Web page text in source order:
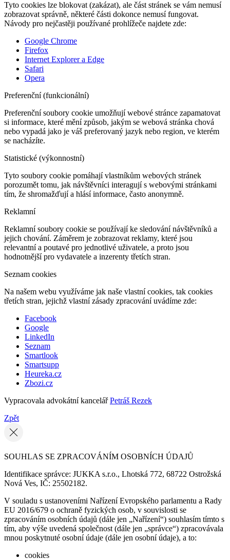
Tyto cookies lze blokovat (zakázat), ale část stránek se vám nemusí
zobrazovat správně, některé části dokonce nemusí fungovat.
Návody pro nejčastěji používané prohlížeče najdete zde:
Google Chrome
Firefox
Internet Explorer a Edge
Safari
Opera
Preferenční (funkcionální)
Preferenční soubory cookie umožňují webové stránce zapamatovat
si informace, které mění způsob, jakým se webová stránka chová
nebo vypadá jako je váš preferovaný jazyk nebo region, ve kterém
se nacházíte.
Statistické (výkonnostní)
Tyto soubory cookie pomáhají vlastníkům webových stránek
porozumět tomu, jak návštěvníci interagují s webovými stránkami
tím, že shromažďují a hlásí informace, často anonymně.
Reklamní
Reklamní soubory cookie se používají ke sledování návštěvníků a
jejich chování. Záměrem je zobrazovat reklamy, které jsou
relevantní a poutavé pro jednotlivé uživatele, a proto jsou
hodnotnější pro vydavatele a inzerenty třetích stran.
Seznam cookies
Na našem webu využíváme jak naše vlastní cookies, tak cookies
třetích stran, jejichž vlastní zásady zpracování uvádíme zde:
Facebook
Google
LinkedIn
Seznam
Smartlook
Smartsupp
Heureka.cz
Zbozi.cz
Vypracovala advokátní kancelářPetráš Rezek
Zpět
SOUHLAS SE ZPRACOVÁNÍM OSOBNÍCH ÚDAJŮ
Identifikace správce: JUKKA s.r.o., Lhotská 772, 68722 Ostrožská
Nová Ves, IČ: 25502182.
V souladu s ustanoveními Nařízení Evropského parlamentu a Rady
EU 2016/679 o ochraně fyzických osob, v souvislosti se
zpracováním osobních údajů (dále jen „Nařízení“) souhlasím tímto s
tím, aby výše uvedená společnost (dále jen „správce“) zpracovávala
mnou poskytnuté osobní údaje (dále jen osobní údaje), a to:
cookies